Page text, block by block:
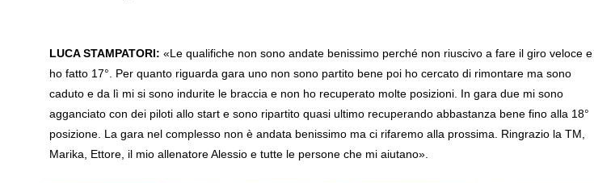
LUCA STAMPATORI: «Le qualifiche non sono andate benissimo perché non riuscivo a fare il giro veloce e
ho fatto 17°. Per quanto riguarda gara uno non sono partito bene poi ho cercato di rimontare ma sono
caduto e da lì mi si sono indurite le braccia e non ho recuperato molte posizioni. In gara due mi sono
agganciato con dei piloti allo start e sono ripartito quasi ultimo recuperando abbastanza bene fino alla 18°
posizione. La gara nel complesso non è andata benissimo ma ci rifaremo alla prossima. Ringrazio la TM,
Marika, Ettore, il mio allenatore Alessio e tutte le persone che mi aiutano».